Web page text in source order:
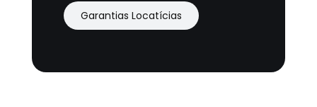
Garantias Locatícias